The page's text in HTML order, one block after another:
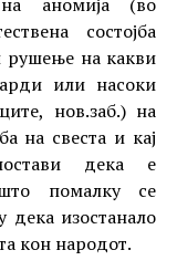
состојба
рушење на какви
или насоки
нов.заб.) на
на свеста и кај
дека е
помалку се
дека изостанало
кон народот.